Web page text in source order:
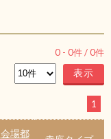
0 - 0件 /0件
1
会場都